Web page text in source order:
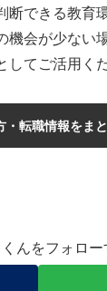
断できる教育
機会が少ない
てご活用くだ
・転職情報をま
んをフォロー